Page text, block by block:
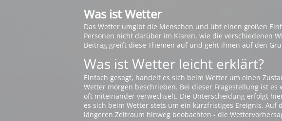
Was ist Wetter
Das Wetter umgibt die Menschen und übt einen großen
Personen nicht darüber im Klaren, wie die verschiedenen
Beitrag greift diese Themen auf und geht ihnen auf den
Was ist Wetter leicht erklärt?
Einfach gesagt, handelt es sich beim Wetter um einen
Wetter morgen beschrieben. Bei dieser Fragestellung ist
oft miteinander verwechselt. Die Unterscheidung erfolgt
es sich beim Wetter stets um ein kurzfristiges Ereignis.
längeren Zeitraum hinweg beobachten - die